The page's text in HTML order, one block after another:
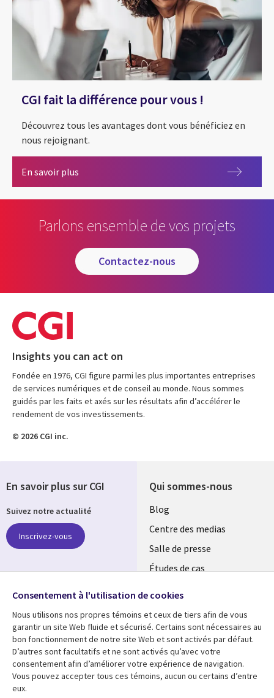
CGI fait la différence pour vous !
Découvrez tous les avantages dont vous bénéficiez en
nous rejoignant.
En savoir plus
Parlons ensemble de vos projets
contactez-nous
Insights you can act on
Fondée en 1976, CGI figure parmi les plus importantes entreprises
de services numériques et de conseil au monde. Nous sommes
guidés par les faits et axés sur les résultats afin d’accélérer le
rendement de vos investissements.
© 2026 CGI inc.
Qui sommes-nous
Useful
links
MAROC
Blog
Centre des medias
Salle de presse
Études de cas
Ressources
Library
Articles
Support
En savoir plus sur CGI
Suivez notre actualité
Inscrivez-vous
réseaux
Social
Media
MAROC
Consentement à l'utilisation de cookies
Nous utilisons nos propres témoins et ceux de tiers afin de vous
garantir un site Web fluide et sécurisé. Certains sont nécessaires au
bon fonctionnement de notre site Web et sont activés par défaut.
D’autres sont facultatifs et ne sont activés qu’avec votre
consentement afin d’améliorer votre expérience de navigation.
Vous pouvez accepter tous ces témoins, aucun ou certains d’entre
eux.